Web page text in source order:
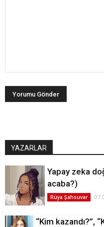
YAZARLAR
Yapay zeka
acaba?)
Rüya Şahsuvar
“Kim kazandı?”,